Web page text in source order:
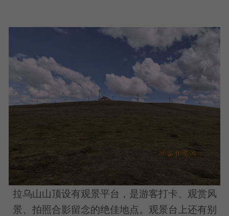
拉乌山山顶设有观景平台，是游客打卡、观赏风
景、拍照合影留念的绝佳地点。观景台上还有别